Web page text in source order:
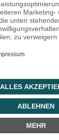
2025 | Alle